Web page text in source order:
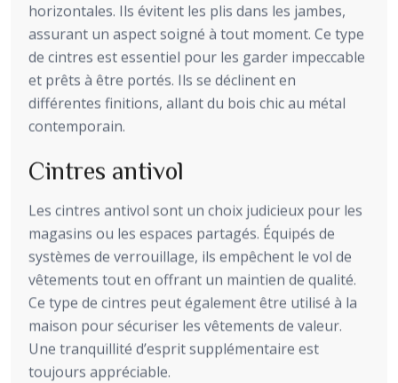
horizontales. Ils évitent les plis dans les jambes,
assurant un aspect soigné à tout moment. Ce type
de cintres est essentiel pour les garder impeccable
et prêts à être portés. Ils se déclinent en
différentes finitions, allant du bois chic au métal
contemporain.
Cintres antivol
Les cintres antivol sont un choix judicieux pour les
magasins ou les espaces partagés. Équipés de
systèmes de verrouillage, ils empêchent le vol de
vêtements tout en offrant un maintien de qualité.
Ce type de cintres peut également être utilisé à la
maison pour sécuriser les vêtements de valeur.
Une tranquillité d’esprit supplémentaire est
toujours appréciable.